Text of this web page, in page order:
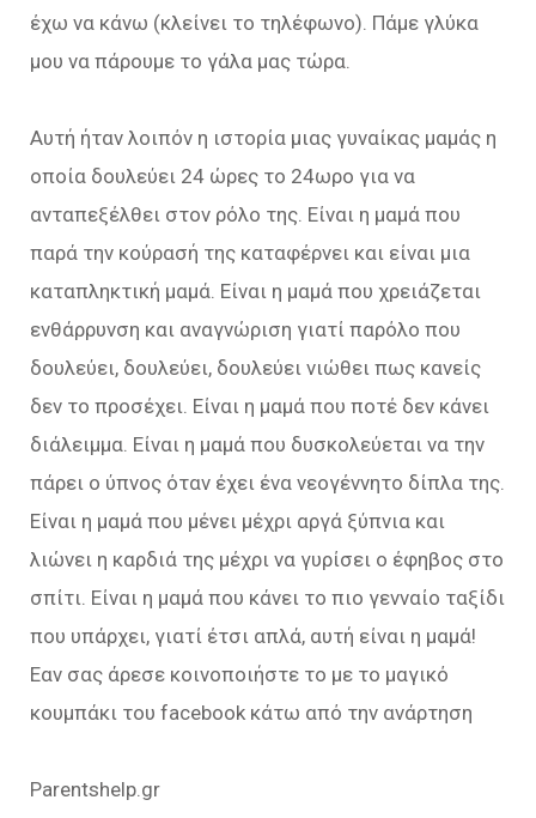
έχω να κάνω (κλείνει το τηλέφωνο). Πάμε γλύκα
μου να πάρουμε το γάλα μας τώρα.
Αυτή ήταν λοιπόν η ιστορία μιας γυναίκας μαμάς η
οποία δουλεύει 24 ώρες το 24ωρο για να
ανταπεξέλθει στον ρόλο της. Είναι η μαμά που
παρά την κούρασή της καταφέρνει και είναι μια
καταπληκτική μαμά. Είναι η μαμά που χρειάζεται
ενθάρρυνση και αναγνώριση γιατί παρόλο που
δουλεύει, δουλεύει, δουλεύει νιώθει πως κανείς
δεν το προσέχει. Είναι η μαμά που ποτέ δεν κάνει
διάλειμμα. Είναι η μαμά που δυσκολεύεται να την
πάρει ο ύπνος όταν έχει ένα νεογέννητο δίπλα της.
Είναι η μαμά που μένει μέχρι αργά ξύπνια και
λιώνει η καρδιά της μέχρι να γυρίσει ο έφηβος στο
σπίτι. Είναι η μαμά που κάνει το πιο γενναίο ταξίδι
που υπάρχει, γιατί έτσι απλά, αυτή είναι η μαμά!
Εαν σας άρεσε κοινοποιήστε το με το μαγικό
κουμπάκι του facebook κάτω από την ανάρτηση
Parentshelp.gr